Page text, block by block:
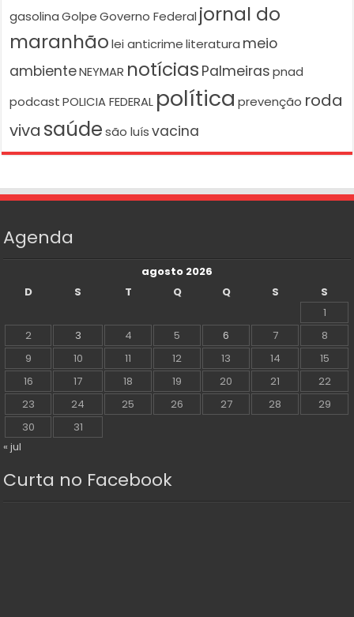
gasolina Golpe Governo Federal jornal do
maranhão lei anticrime literatura meio
ambienteNEYMAR notícias Palmeiras pnad
podcast POLICIA FEDERAL política prevenção roda
viva saúde são luís vacina
Agenda
agosto 2026
D
S T Q Q S
S
1
2
3 4 5 6 7
8
9
10 11 12 13 14
15
16
17 18 19 20 21
22
23
24 25 26 27 28
29
30
31
« jul
Curta no Facebook